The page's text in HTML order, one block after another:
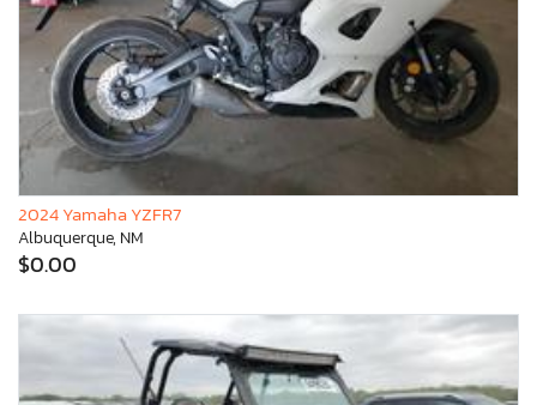
2024 Yamaha YZFR7
Albuquerque, NM
$0.00